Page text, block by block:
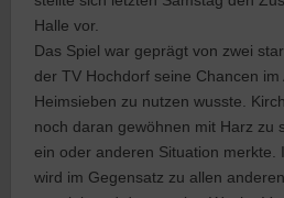
Halle vor.
Das Spiel war geprägt von zwei
der TV Hochdorf seine Chancen
Heimsieben zu nutzen wusste.
noch daran gewöhnen mit Harz zu
ein oder anderen Situation merkte.
wird im Gegensatz zu allen